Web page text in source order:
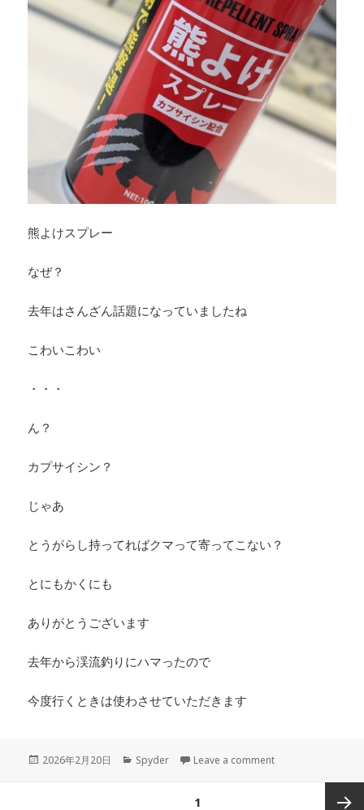
熊よけスプレー
なぜ？
去年はさんざん話題になっていましたね
こわいこわい
・・・
ん？
カプサイシン？
じゃあ
とうがらし持ってればクマって寄ってこない？
とにもかくにも
ありがとうございます
去年から渓流釣りにハマったので
今度行くときは使わさせていただきます
Posted
2026年2月20日 Categories
Spyder Leave a commenton お客様からの差
1